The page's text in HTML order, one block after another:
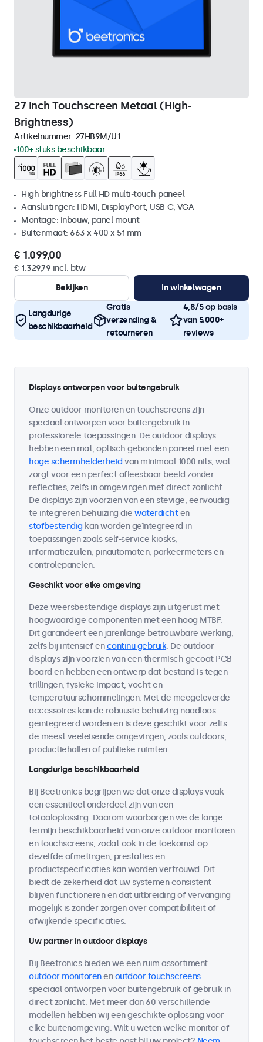
27 Inch Touchscreen Metaal (High-
Brightness)
Artikelnummer: 27HB9M/U1
100+ stuks beschikbaar
High brightness Full HD multi-touch paneel
Aansluitingen: HDMI, DisplayPort, USB-C, VGA
Montage: inbouw, panel mount
Buitenmaat: 663 x 400 x 51 mm
€ 1.099,00
€ 1.329,79 incl. btw
Bekijken
In winkelwagen
Langdurige
beschikbaarheid
Gratis
verzending &
retourneren
4,8/5 op basis
van 5.000+
reviews
Displays ontworpen voor buitengebruik
Onze outdoor monitoren en touchscreens zijn
speciaal ontworpen voor buitengebruik in
professionele toepassingen. De outdoor displays
hebben een mat, optisch gebonden paneel met een
hoge schermhelderheid van minimaal 1000 nits, wat
zorgt voor een perfect afleesbaar beeld zonder
reflecties, zelfs in omgevingen met direct zonlicht.
De displays zijn voorzien van een stevige, eenvoudig
te integreren behuizing die waterdichten
stofbestendig kan worden geïntegreerd in
toepassingen zoals self-service kiosks,
informatiezuilen, pinautomaten, parkeermeters en
controlepanelen.
Geschikt voor elke omgeving
Deze weersbestendige displays zijn uitgerust met
hoogwaardige componenten met een hoog MTBF.
Dit garandeert een jarenlange betrouwbare werking,
zelfs bij intensief encontinu gebruik. De outdoor
displays zijn voorzien van een thermisch gecoat PCB-
board en hebben een ontwerp dat bestand is tegen
trillingen, fysieke impact, vocht en
temperatuurschommelingen. Met de meegeleverde
accessoires kan de robuuste behuizing naadloos
geïntegreerd worden en is deze geschikt voor zelfs
de meest veeleisende omgevingen, zoals outdoors,
productiehallen of publieke ruimten.
Langdurige beschikbaarheid
Bij Beetronics begrijpen we dat onze displays vaak
een essentieel onderdeel zijn van een
totaaloplossing. Daarom waarborgen we de lange
termijn beschikbaarheid van onze outdoor monitoren
en touchscreens, zodat ook in de toekomst op
dezelfde afmetingen, prestaties en
productspecificaties kan worden vertrouwd. Dit
biedt de zekerheid dat uw systemen consistent
blijven functioneren en dat uitbreiding of vervanging
mogelijk is zonder zorgen over compatibiliteit of
afwijkende specificaties.
Uw partner in outdoor displays
Bij Beetronics bieden we een ruim assortiment
outdoor monitorenenoutdoor touchscreens
speciaal ontworpen voor buitengebruik of gebruik in
direct zonlicht. Met meer dan 60 verschillende
modellen hebben wij een geschikte oplossing voor
elke buitenomgeving. Wilt u weten welke monitor of